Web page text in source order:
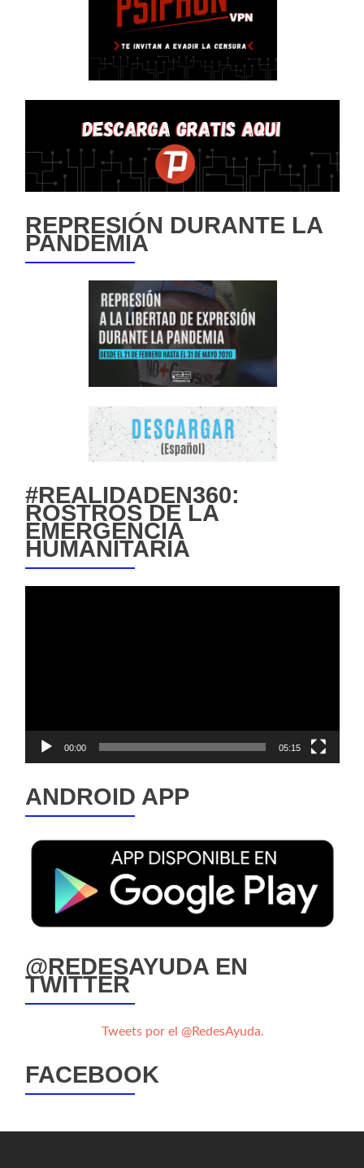
REPRESIÓN DURANTE LA
PANDEMIA
#REALIDADEN360:
ROSTROS DE LA
EMERGENCIA
HUMANITARIA
00:00 05:15
ANDROID APP
@REDESAYUDA EN
TWITTER
Tweets por el @RedesAyuda.
FACEBOOK